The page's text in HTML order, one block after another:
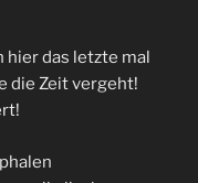
hier das letzte mal
die Zeit vergeht!